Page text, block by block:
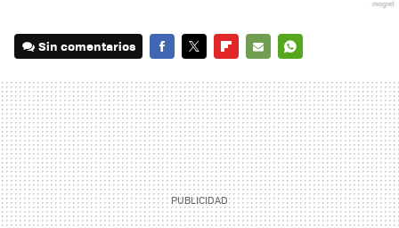
Sin comentarios
MAIL